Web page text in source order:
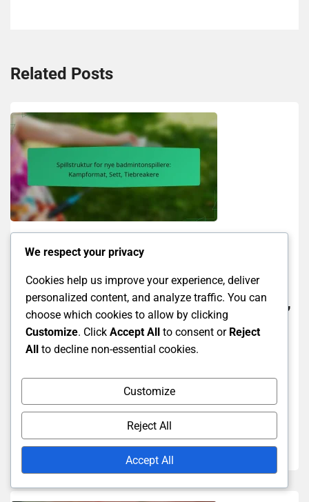
Related Posts
Spilleregler For Nye Badmintonspillere
Spillstruktur for nye
badmintonspillere: Kampformat, Sett,
Tiebreakere
Å forstå strukturen av badmintonkamper er essensielt for
nye spillere, da det involverer enten singel- eller
dobbelspillformat som spilles til...
Read More
We respect your privacy
Cookies help us improve your experience, deliver
personalized content, and analyze traffic. You can
choose which cookies to allow by clicking
Customize. Click Accept All to consent or Reject
All to decline non-essential cookies.
Customize
Reject All
Accept All